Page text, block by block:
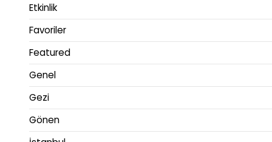
Etkinlik
Favoriler
Featured
Genel
Gezi
Gönen